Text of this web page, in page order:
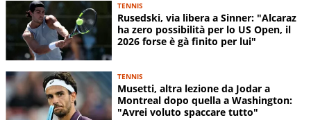
TENNIS
Rusedski, via libera a Sinner: "Alcaraz
ha zero possibilità per lo US Open, il
2026 forse è gà finito per lui"
TENNIS
Musetti, altra lezione da Jodar a
Montreal dopo quella a Washington:
"Avrei voluto spaccare tutto"